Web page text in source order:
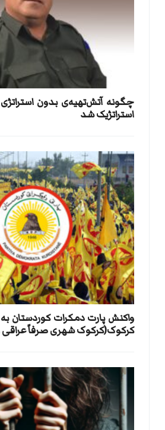
​چگونه آتش‌تهیه‌ی بدون
استراتژیک شد
واکنش پارت دمکرات کوردستان به
کرکوک(کرکوک شهری صرفاً